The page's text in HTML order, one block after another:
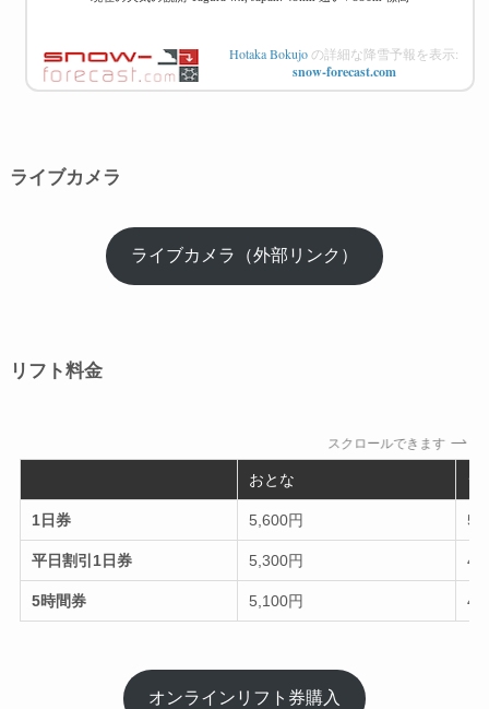
Hotaka Bokujoの詳細な降雪予報を表示:
snow-forecast.com
ライブカメラ
ライブカメラ（外部リンク）
リフト料金
スクロールできます
おとな シ
1日券 5,600円
平日割引1日券 5,300円
5時間券 5,100円
オンラインリフト券購入